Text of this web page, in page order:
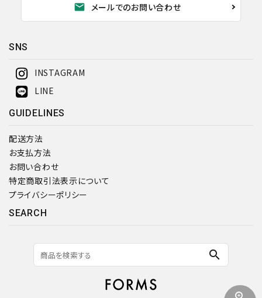
mail メールでのお問い合わせ
SNS
INSTAGRAM
LINE
GUIDELINES
配送方法
お支払方法
お問い合わせ
特定商取引法表示について
プライバシーポリシー
SEARCH
search